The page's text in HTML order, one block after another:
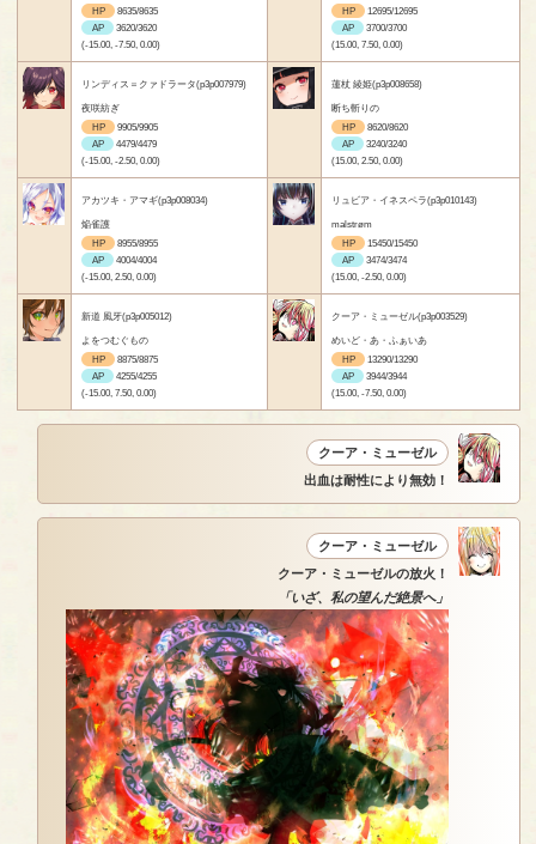
HP
8635/8635
AP
3620/3620
(-15.00, -7.50, 0.00)
HP
12695/12695
AP
3700/3700
(15.00, 7.50, 0.00)
リンディス＝クァドラータ(p3p007979)
夜咲紡ぎ
HP
9905/9905
AP
4479/4479
(-15.00, -2.50, 0.00)
蓮杖 綾姫(p3p008658)
断ち斬りの
HP
8620/8620
AP
3240/3240
(15.00, 2.50, 0.00)
アカツキ・アマギ(p3p008034)
焔雀護
HP
8955/8955
AP
4004/4004
(-15.00, 2.50, 0.00)
リュビア・イネスペラ(p3p010143)
malstrøm
HP
15450/15450
AP
3474/3474
(15.00, -2.50, 0.00)
新道 風牙(p3p005012)
よをつむぐもの
HP
8875/8875
AP
4255/4255
(-15.00, 7.50, 0.00)
クーア・ミューゼル(p3p003529)
めいど・あ・ふぁいあ
HP
13290/13290
AP
3944/3944
(15.00, -7.50, 0.00)
クーア・ミューゼル
出血は耐性により無効！
クーア・ミューゼル
クーア・ミューゼルの放火！
「いざ、私の望んだ絶景へ」